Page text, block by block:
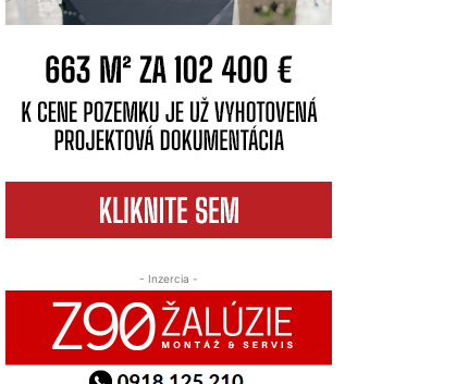
- Inzercia -